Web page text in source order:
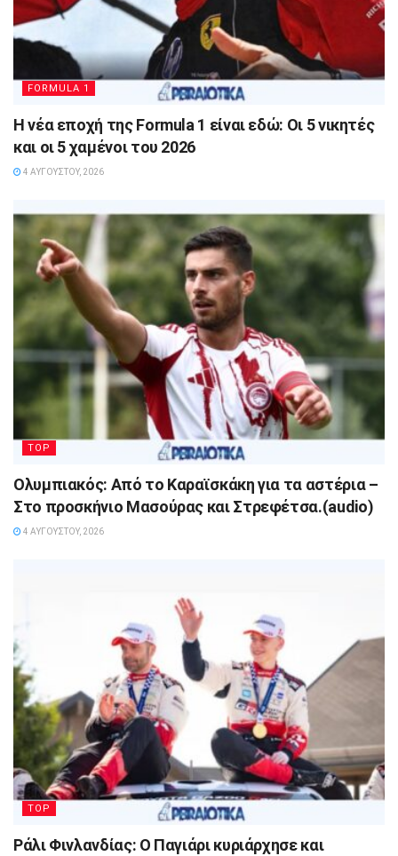
FORMULA 1
Η νέα εποχή της Formula 1 είναι εδώ: Οι 5 νικητές
και οι 5 χαμένοι του 2026
4 ΑΥΓΟΎΣΤΟΥ, 2026
TOP
Ολυμπιακός: Από το Καραϊσκάκη για τα αστέρια –
Στο προσκήνιο Μασούρας και Στρεφέτσα.(audio)
4 ΑΥΓΟΎΣΤΟΥ, 2026
TOP
Ράλι Φινλανδίας: Ο Παγιάρι κυριάρχησε και